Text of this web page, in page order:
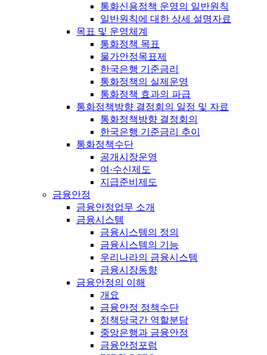
통화신용정책 운영의 일반원칙
일반원칙에 대한 상세 설명자료
목표 및 운영체계
통화정책 목표
물가안정목표제
한국은행 기준금리
통화정책의 실제운영
통화정책 효과의 파급
통화정책방향 결정회의 일정 및 자료
통화정책방향 결정회의
한국은행 기준금리 추이
통화정책수단
공개시장운영
여·수신제도
지급준비제도
금융안정
금융안정업무 소개
금융시스템
금융시스템의 정의
금융시스템의 기능
우리나라의 금융시스템
금융시장동향
금융안정의 이해
개요
금융안정 정책수단
정책당국간 역할분담
중앙은행과 금융안정
금융안정포럼